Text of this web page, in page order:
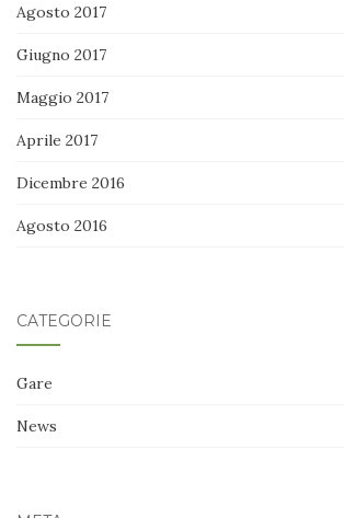
Agosto 2017
Giugno 2017
Maggio 2017
Aprile 2017
Dicembre 2016
Agosto 2016
CATEGORIE
Gare
News